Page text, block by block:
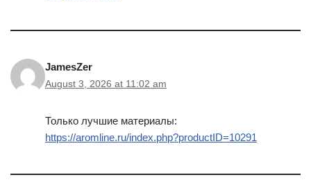
JamesZer
August 3, 2026 at 11:02 am
Только лучшие материалы:
https://aromline.ru/index.php?productID=10291